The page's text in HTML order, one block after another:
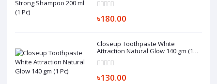
৳180.00
Closeup Toothpaste White
Attraction Natural Glow 140 gm (1
৳130.00